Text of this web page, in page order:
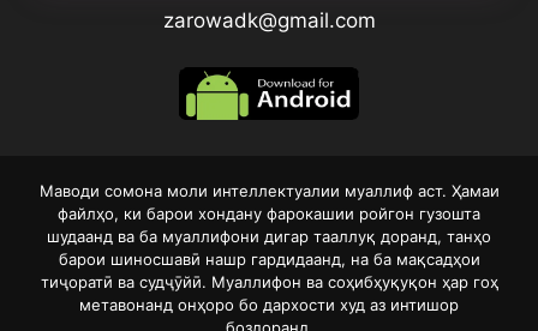
zarowadk@gmail.com
Маводи сомона моли интеллектуалии муаллиф аст. Ҳамаи
файлҳо, ки барои хондану фарокашии ройгон гузошта
шудаанд ва ба муаллифони дигар тааллуқ доранд, танҳо
барои шиносшавӣ нашр гардидаанд, на ба мақсадҳои
тиҷоратӣ ва судҷӯйӣ. Муаллифон ва соҳибҳуқуқон ҳар гоҳ
метавонанд онҳоро бо дархости худ аз интишор